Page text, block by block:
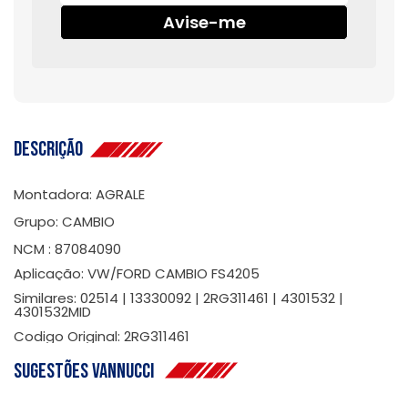
Avise-me
Descrição
Montadora: AGRALE
Grupo: CAMBIO
NCM : 87084090
Aplicação: VW/FORD CAMBIO FS4205
Similares: 02514 | 13330092 | 2RG311461 | 4301532 |
4301532MID
Codigo Original: 2RG311461
Sugestões Vannucci